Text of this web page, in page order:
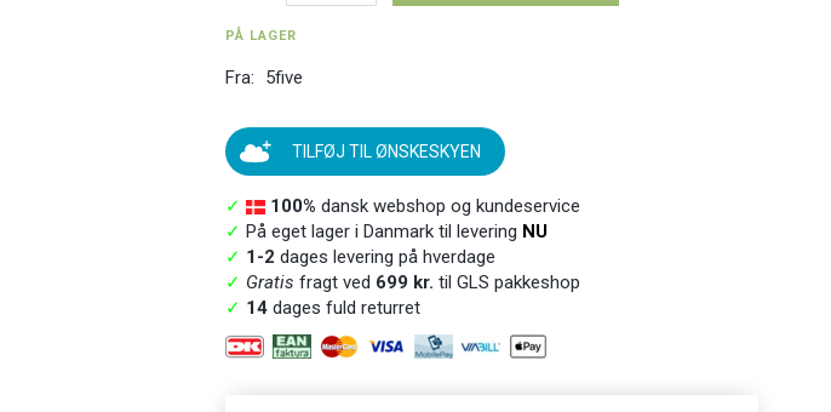
PÅ LAGER
Fra: 5five
TILFØJ TIL ØNSKESKYEN
✓ 100% dansk webshop og kundeservice
✓ På eget lager i Danmark til levering NU
✓ 1-2 dages levering på hverdage
✓ Gratis fragt ved 699 kr. til GLS pakkeshop
✓ 14dages fuld returret